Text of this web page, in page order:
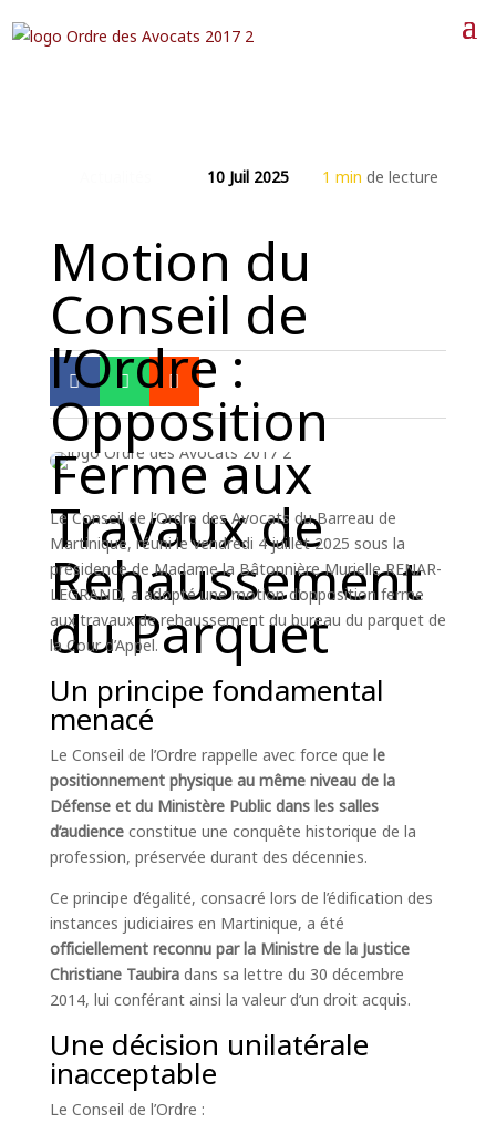
10 Juil 2025 1 min de lecture
Motion du
Conseil de
l’Ordre :
Opposition
Ferme aux
Travaux de
Rehaussement
du Parquet
  
Le Conseil de l’Ordre des Avocats du Barreau de
Martinique, réuni le vendredi 4 juillet 2025 sous la
présidence de Madame la Bâtonnière Murielle RENAR-
LEGRAND, a adopté une motion d’opposition ferme
aux travaux de rehaussement du bureau du parquet de
la Cour d’Appel.
Un principe fondamental
menacé
Le Conseil de l’Ordre rappelle avec force que le
positionnement physique au même niveau de la
Défense et du Ministère Public dans les salles
d’audienceconstitue une conquête historique de la
profession, préservée durant des décennies.
Ce principe d’égalité, consacré lors de l’édification des
instances judiciaires en Martinique, a été
officiellement reconnu par la Ministre de la Justice
Christiane Taubiradans sa lettre du 30 décembre
2014, lui conférant ainsi la valeur d’un droit acquis.
Une décision unilatérale
inacceptable
Le Conseil de l’Ordre :